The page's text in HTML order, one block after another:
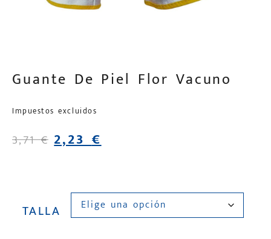
Guante De Piel Flor Vacuno
Impuestos excluidos
3,71€ 2,23€
TALLA